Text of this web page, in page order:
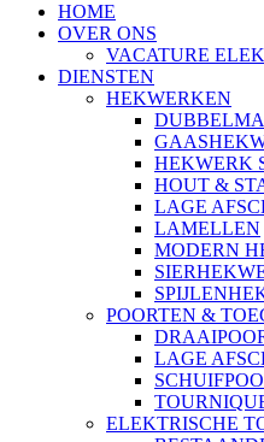
HOME
OVER ONS
VACATURE
DIENSTEN
HEKWERKEN
HEKWERK
HOUT &
LAGE
LAMELLEN
MODERN
POORTEN &
LAGE
ELEKTRISCHE